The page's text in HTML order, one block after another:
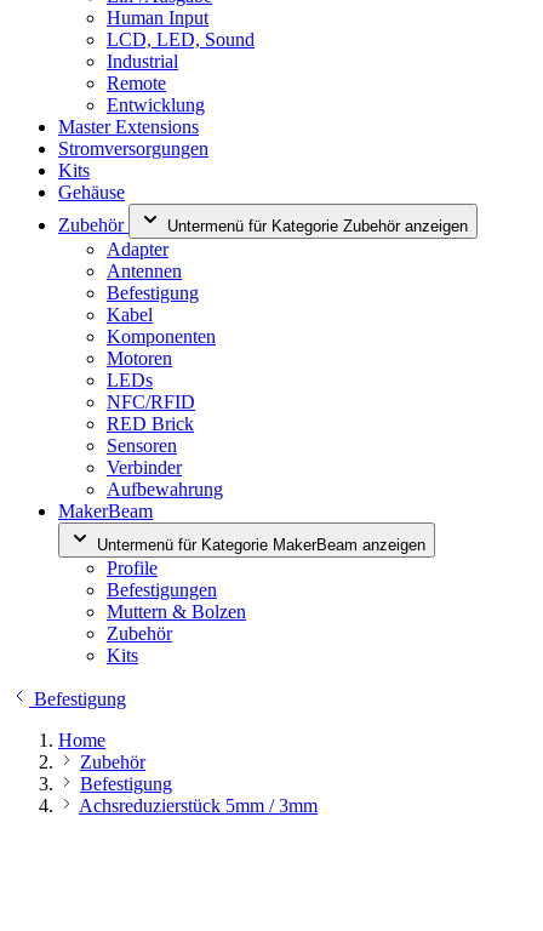
Human Input
LCD, LED, Sound
Industrial
Remote
Entwicklung
Master Extensions
Stromversorgungen
Kits
Gehäuse
Zubehör
Untermenü für Kategorie Zubehör anzeigen
Adapter
Antennen
Befestigung
Kabel
Komponenten
Motoren
LEDs
NFC/RFID
RED Brick
Sensoren
Verbinder
Aufbewahrung
MakerBeam
Untermenü für Kategorie MakerBeam anzeigen
Profile
Befestigungen
Muttern & Bolzen
Zubehör
Kits
Befestigung
Home
Zubehör
Befestigung
Achsreduzierstück 5mm / 3mm